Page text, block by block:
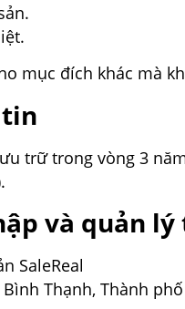
mục đích khác mà
trữ trong vòng 3
và quản
SaleReal
Thạnh, Thành